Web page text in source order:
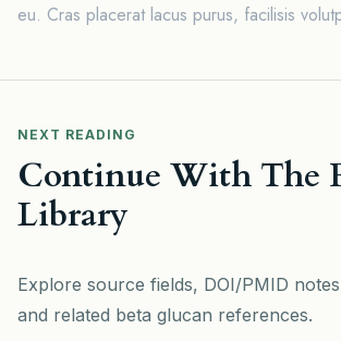
eu. Cras placerat lacus purus, facilisis
NEXT READING
Continue With The
Library
Explore source fields, DOI/PMID
and related beta glucan references.